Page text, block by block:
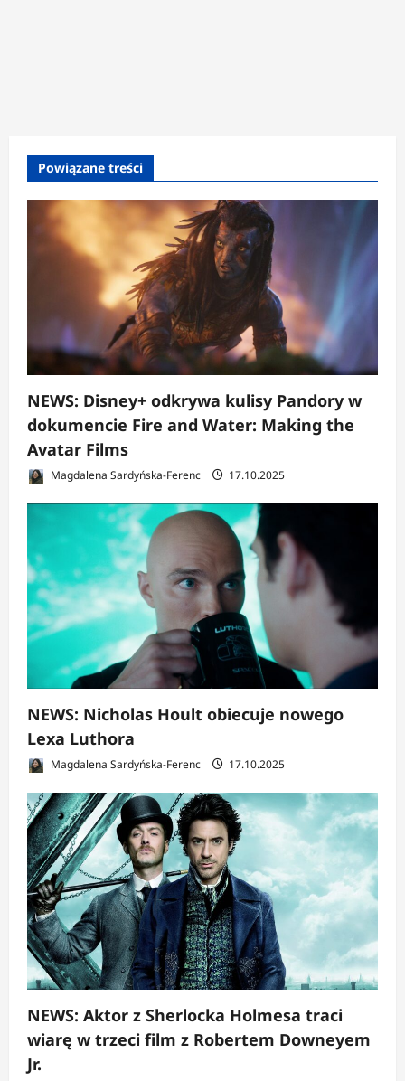
Powiązane treści
NEWS: Disney+ odkrywa kulisy Pandory w
dokumencie Fire and Water: Making the
Avatar Films
Magdalena Sardyńska-Ferenc 17.10.2025
NEWS: Nicholas Hoult obiecuje nowego
Lexa Luthora
Magdalena Sardyńska-Ferenc 17.10.2025
NEWS: Aktor z Sherlocka Holmesa traci
wiarę w trzeci film z Robertem Downeyem
Jr.